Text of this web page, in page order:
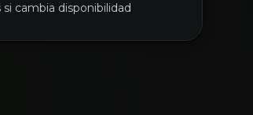
cambia disponibilidad